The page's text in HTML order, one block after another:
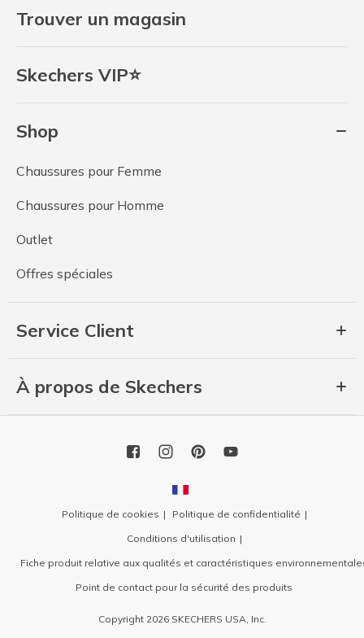
Trouver un magasin
Skechers VIP⭐
Shop
Chaussures pour Femme
Chaussures pour Homme
Outlet
Offres spéciales
Service Client
À propos de Skechers
Politique de cookies
Politique de confidentialité
Conditions d'utilisation
Fiche produit relative aux qualités et caractéristiques
Point de contact pour la sécurité des produits
Copyright 2026 SKECHERS USA, Inc.